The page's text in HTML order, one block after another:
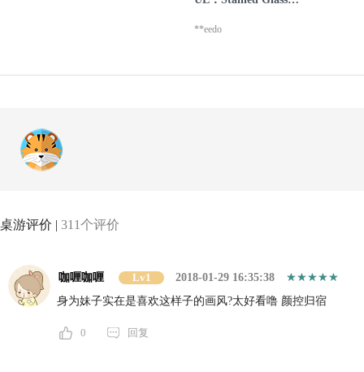
**eedo
桌游评价 | 311个评价
咖喱咖喱 Lv1
2018-01-29 16:35:38
身为妹子实在是喜欢这样子的画风?太好看噜 颜控归宿
0 回复